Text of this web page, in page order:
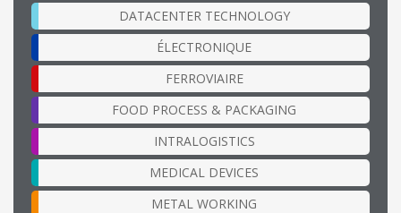
DATACENTER TECHNOLOGY
ÉLECTRONIQUE
FERROVIAIRE
FOOD PROCESS & PACKAGING
INTRALOGISTICS
MEDICAL DEVICES
METAL WORKING